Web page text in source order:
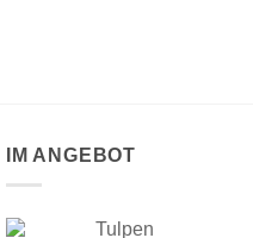
IM ANGEBOT
Tulpen